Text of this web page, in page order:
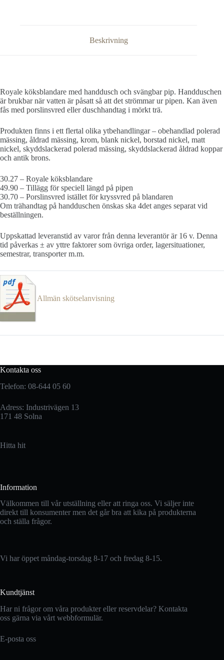
Beskrivning
Royale köksblandare med handdusch och svängbar pip. Handduschen
är brukbar när vatten är påsatt så att det strömmar ur pipen. Kan även
fås med porslinsvred eller duschhandtag i mörkt trä.
Produkten finns i ett flertal olika ytbehandlingar – obehandlad polerad
mässing, åldrad mässing, krom, blank nickel, borstad nickel, matt
nickel, skyddslackerad polerad mässing, skyddslackerad åldrad koppar
och antik brons.
30.27 – Royale köksblandare
49.90 – Tillägg för speciell längd på pipen
30.70 – Porslinsvred istället för kryssvred på blandaren
Om trähandtag på handduschen önskas ska 4det anges separat vid
beställningen.
Uppskattad leveranstid av varor från denna leverantör är 16 v. Denna
tid påverkas ± av yttre faktorer som övriga order, lagersituationer,
semestrar, transporter m.m.
Allmän skötselanvisning
Kontakta oss
Telefon: 08-644 05 60
Adress: Industrivägen 13
171 48 Solna
Hitta hit
Information
Välkommen till vår utställning eller att ringa oss. Vi säljer inte
direkt till konsumenter men det går bra att kika på produkterna
och ställa frågor.
Vi har öppet måndag-torsdag 8-17 och fredag 8-15.
Kundtjänst
Har ni frågor om våra produkter eller reservdelar? Kontakta
oss gärna via vårt webbformulär.
E-posta oss